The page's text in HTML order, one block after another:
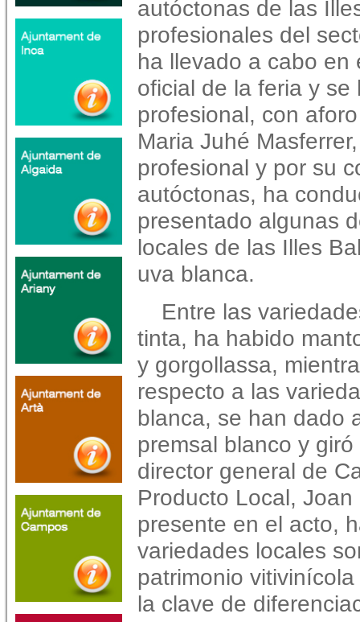
autóctonas de las
profesionales del
ha llevado a cabo en
oficial de la feria y
profesional, con
Maria Juhé
profesional y por su
autóctonas, ha
presentado algunas
locales de las Illes
uva blanca.
Entre las
tinta, ha habido
y gorgollassa,
respecto a las
blanca, se han dado
premsal blanco y giró
director general de
Producto Local,
presente en el acto,
variedades locales
patrimonio
la clave de